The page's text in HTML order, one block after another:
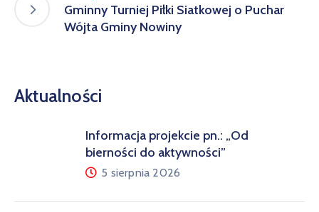
Gminny Turniej Piłki Siatkowej o Puchar
Wójta Gminy Nowiny
Aktualności
Informacja projekcie pn.: „Od
bierności do aktywności”
5 sierpnia 2026